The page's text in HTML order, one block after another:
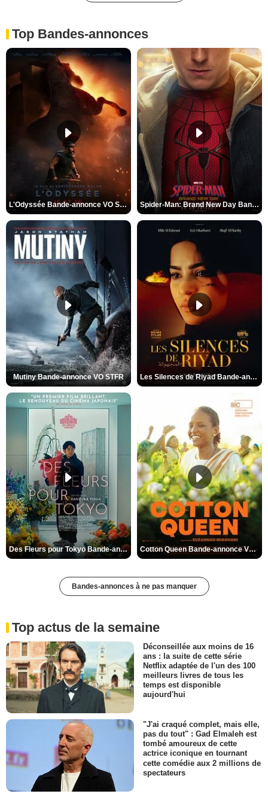
Top Bandes-annonces
L'Odyssée Bande-annonce VO STFR Spider-Man: Brand New Day Bande-annonce VO STFR
Mutiny Bande-annonce VO STFR Les Silences de Riyad Bande-annonce VO STFR
Des Fleurs pour Tokyo Bande-annonce VO STFR Cotton Queen Bande-annonce VO STFR
Bandes-annonces à ne pas manquer
Top actus de la semaine
Déconseillée aux moins de 16
ans : la suite de cette série
Netflix adaptée de l'un des 100
meilleurs livres de tous les
temps est disponible
aujourd'hui
"J'ai craqué complet, mais elle,
pas du tout" : Gad Elmaleh est
tombé amoureux de cette
actrice iconique en tournant
cette comédie aux 2 millions de
spectateurs